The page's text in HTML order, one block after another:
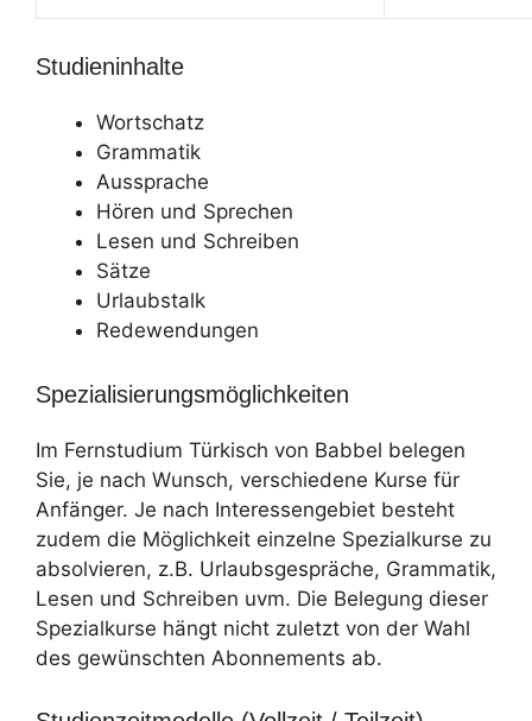
Studieninhalte
Wortschatz
Grammatik
Aussprache
Hören und Sprechen
Lesen und Schreiben
Sätze
Urlaubstalk
Redewendungen
Spezialisierungsmöglichkeiten
Im Fernstudium Türkisch von Babbel belegen
Sie, je nach Wunsch, verschiedene Kurse für
Anfänger. Je nach Interessengebiet besteht
zudem die Möglichkeit einzelne Spezialkurse zu
absolvieren, z.B. Urlaubsgespräche, Grammatik,
Lesen und Schreiben uvm. Die Belegung dieser
Spezialkurse hängt nicht zuletzt von der Wahl
des gewünschten Abonnements ab.